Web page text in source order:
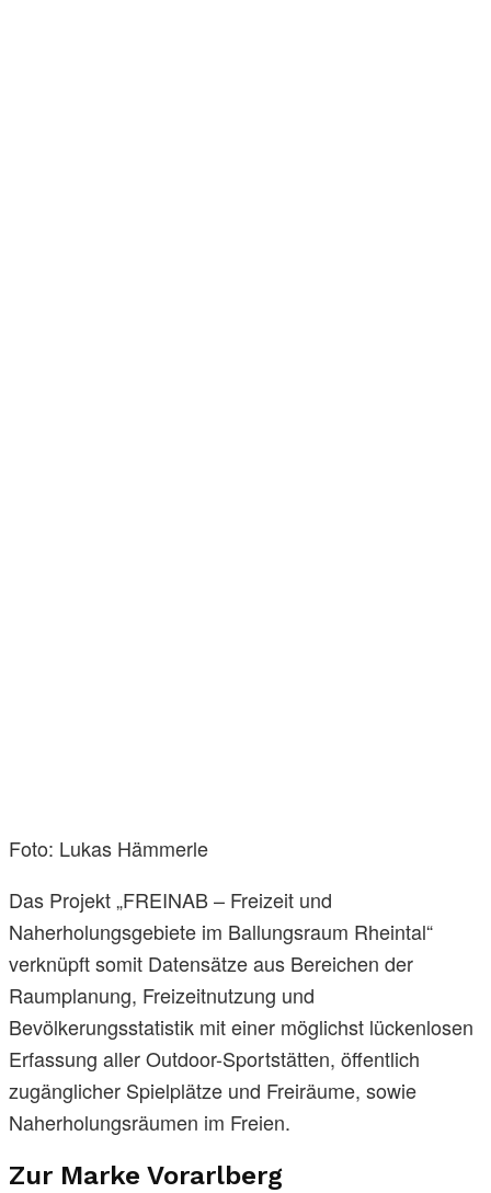
Foto: Lukas Hämmerle
Das Projekt „FREINAB – Freizeit und
Naherholungsgebiete im Ballungsraum Rheintal“
verknüpft somit Datensätze aus Bereichen der
Raumplanung, Freizeitnutzung und
Bevölkerungsstatistik mit einer möglichst lückenlosen
Erfassung aller Outdoor-Sportstätten, öffentlich
zugänglicher Spielplätze und Freiräume, sowie
Naherholungsräumen im Freien.
Zur Marke Vorarlberg